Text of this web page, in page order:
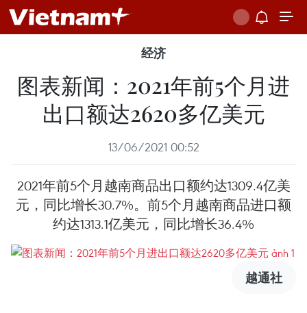
经济
图表新闻：2021年前5个月进
出口额达2620多亿美元
13/06/2021 00:52
2021年前5个月越南商品出口额约达1309.4亿美
元，同比增长30.7%。前5个月越南商品进口额
约达1313.1亿美元，同比增长36.4%
越通社